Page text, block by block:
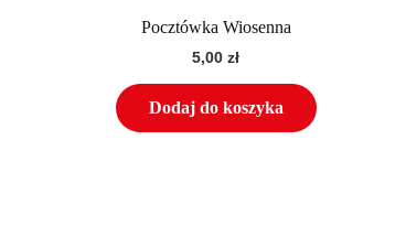
Pocztówka Wiosenna
5,00zł
Dodaj do koszyka